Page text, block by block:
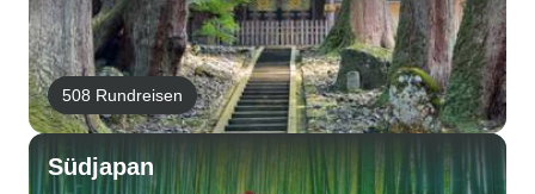
508 Rundreisen
Südjapan